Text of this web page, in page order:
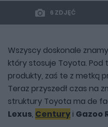
6 ZDJĘĆ
Wszyscy doskonale
który stosuje Toyota. Pod
produkty, zaś te z metką
Teraz przyszedł czas na
struktury Toyota ma de
Lexus, Century i Gazoo